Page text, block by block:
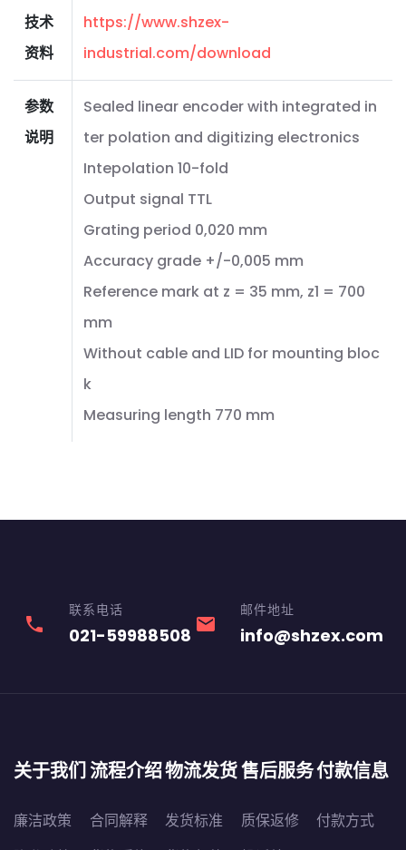
技术
资料
https://www.shzex-
industrial.com/download
参数
说明
Sealed linear encoder with integrated in
ter polation and digitizing electronics
Intepolation 10-fold
Output signal TTL
Grating period 0,020 mm
Accuracy grade +/-0,005 mm
Reference mark at z = 35 mm, z1 = 700
mm
Without cable and LID for mounting bloc
k
Measuring length 770 mm
phone
联系电话
021-59988508 email
邮件地址
info@shzex.com
关于我们
廉洁政策
流程介绍
合同解释
物流发货
发货标准
售后服务
质保返修
付款信息
付款方式